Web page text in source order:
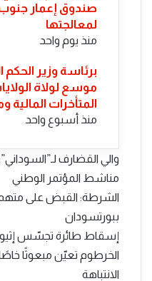
صندوق إعمار جنوب
لمعالجتها
منذ يوم واحد
​برئاسة وزير الحكم
موسع لولاة
المتأخرات المالية
منذ أسبوع واحد
والي القضارف
مناشط المؤتمر الوطني
الشرطة: القبض على متهم
ببورتسودان
إسقاط طائرة تجسّس
الخرطوم تعيّن مبعوثًا
الانتباهة